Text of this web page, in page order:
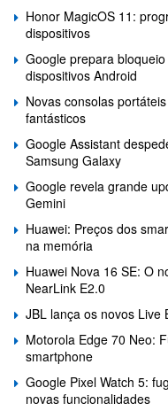
Honor MagicOS 11:
dispositivos
Google prepara
dispositivos Android
Novas consolas
fantásticos
Google Assistant
Samsung Galaxy
Google revela grande
Gemini
Huawei: Preços dos
na memória
Huawei Nova 16 SE: O
NearLink E2.0
JBL lança os novos Live
Motorola Edge 70 Neo:
smartphone
Google Pixel Watch 5:
novas funcionalidades